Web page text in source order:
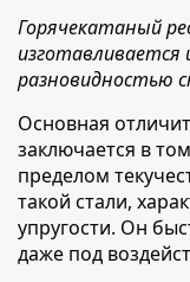
Горячекатаный
изготавливается
разновидностью
Основная
заключается в том
пределом
такой стали,
упругости. Он
даже под